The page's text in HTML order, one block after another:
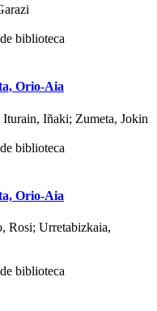
biblioteca
Orio-Aia
Iñaki; Zumeta, Jokin
biblioteca
Orio-Aia
Rosi; Urretabizkaia,
biblioteca